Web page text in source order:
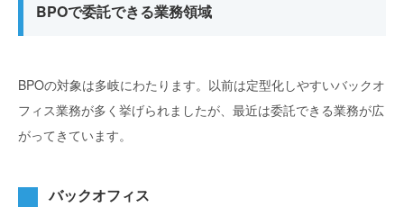
BPOで委託できる業務領域
BPOの対象は多岐にわたります。以前は定型化しやすいバックオ
フィス業務が多く挙げられましたが、最近は委託できる業務が広
がってきています。
バックオフィス